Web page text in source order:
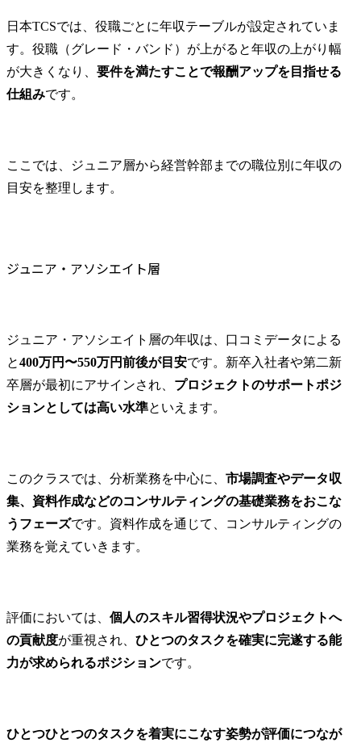
日本TCSでは、役職ごとに年収テーブルが設定されていま
す。役職（グレード・バンド）が上がると年収の上がり幅
が大きくなり、 要件を満たすことで報酬アップを目指せる
仕組みです。
ここでは、ジュニア層から経営幹部までの職位別に年収の
目安を整理します。
ジュニア・アソシエイト層
ジュニア・アソシエイト層の年収は、口コミデータによる
と400万円〜550万円前後が目安です。新卒入社者や第二新
卒層が最初にアサインされ、 プロジェクトのサポートポジ
ションとしては高い水準といえます。
このクラスでは、分析業務を中心に、 市場調査やデータ収
集、資料作成などのコンサルティングの基礎業務をおこな
うフェーズです。資料作成を通じて、コンサルティングの
業務を覚えていきます。
評価においては、 個人のスキル習得状況やプロジェクトへ
の貢献度が重視され、 ひとつのタスクを確実に完遂する能
力が求められるポジションです。
ひとつひとつのタスクを着実にこなす姿勢が評価につなが